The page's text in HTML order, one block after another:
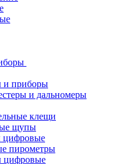
и приборы
и дальномеры
клещи
щупы
цифровые
пирометры
цифровые